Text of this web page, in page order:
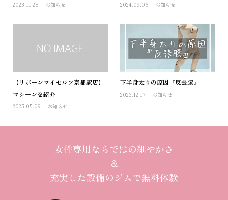
2023.11.28 お知らせ 2024.09.06 お知らせ
【リボーンマイセルフ京都駅店】
マシーンを紹介
2025.05.09 お知らせ
下半身太りの原因『反張膝』
2023.12.17 お知らせ
女性専用ならではの細やかさ
＆
充実した設備のジムで無料体験